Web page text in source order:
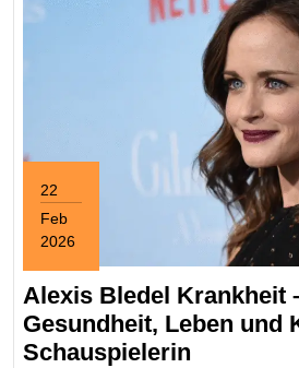
22
Feb
2026
February
22,
2026
Alexis Bledel Krankheit
Gesundheit, Leben und
Schauspielerin